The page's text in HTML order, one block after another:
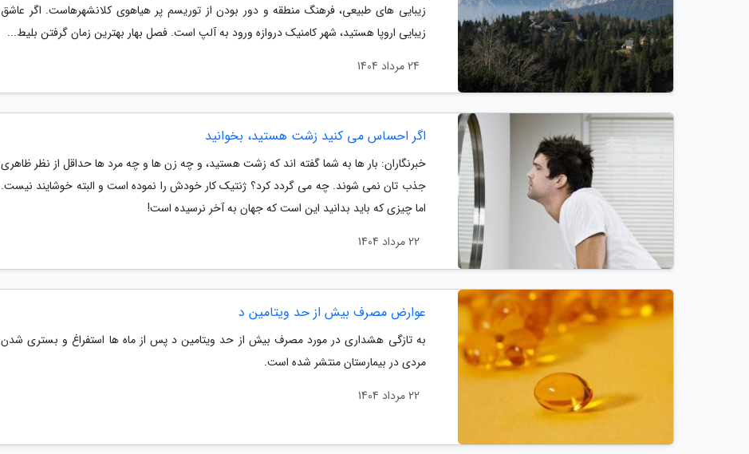
زیبایی های طبیعی، فرهنگ منطقه و دور بودن از توریسم پر هیاهوی کلانشهرهاست. اگر عاشق
زیبایی اروپا هستید، شهر کامنیک دروازه ورود به آلپ است. فصل بهار بهترین زمان گرفتن بلیط...
24 مرداد 1404
اگر احساس می کنید زشت هستید، بخوانید
خبرنگاران: بار ها به شما گفته اند که زشت هستید، و چه زن ها و چه مرد ها حداقل از نظر ظاهری
جذب تان نمی شوند. چه می گردد کرد؟ ژنتیک کار خودش را نموده است و البته خوشایند نیست.
اما چیزی که باید بدانید این است که جهان به آخر نرسیده است!
22 مرداد 1404
عوارض مصرف بیش از حد ویتامین د
به تازگی هشداری در مورد مصرف بیش از حد ویتامین د پس از ماه ها استفراغ و بستری شدن
مردی در بیمارستان منتشر شده است.
22 مرداد 1404